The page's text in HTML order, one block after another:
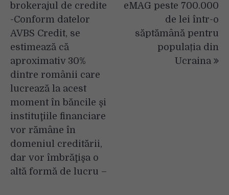
brokerajul de credite
-Conform datelor
AVBS Credit, se
estimează că
aproximativ 30%
dintre românii care
lucrează la acest
moment în băncile şi
instituţiile financiare
vor rămâne în
domeniul creditării,
dar vor îmbrăţişa o
altă formă de lucru –
eMAG peste 700.000
de lei într-o
săptămână pentru
populația din
Ucraina